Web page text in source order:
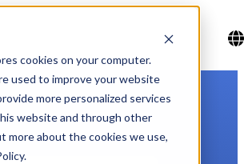
cookies on your computer.
used to improve your website
more personalized services
website and through other
more about the cookies we use,